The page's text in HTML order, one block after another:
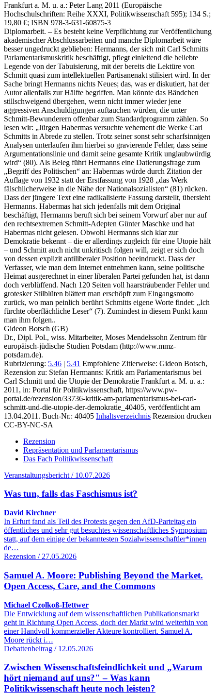
Frankfurt a. M. u. a.: Peter Lang 2011 (Europäische
Hochschulschriften: Reihe XXXI, Politikwissenschaft 595); 134 S.;
19,80 €; ISBN 978-3-631-60875-3
Diplomarbeit. – Es besteht keine Verpflichtung zur Veröffentlichung
akademischer Abschlussarbeiten und manche Diplomarbeit wäre
besser ungedruckt geblieben: Hermanns, der sich mit Carl Schmitts
Parlamentarismuskritik beschäftigt, pflegt einleitend die beliebte
Legende von der Tabuisierung, mit der bereits die Lektüre von
Schmitt quasi zum intellektuellen Partisanenakt stilisiert wird. In der
Sache bringt Hermanns nichts Neues; das, was er diskutiert, hat der
Autor allenfalls zur Hälfte begriffen. Man könnte das Bändchen
stillschweigend übergehen, wenn nicht immer wieder jene
aggressiven Anschuldigungen auftauchen würden, die unter
Schmitt-Bewunderern offenbar zum Standardprogramm zählen. So
lesen wir: „Jürgen Habermas versuchte vehement die Werke Carl
Schmitts in Abrede zu stellen. Trotz seiner sonst sehr scharfsinnigen
Analysen unterlaufen ihm hierbei so gravierende Fehler, dass seine
Argumentationslinie und damit seine gesamte Kritik unglaubwürdig
wird“ (80). Als Beleg führt Hermanns eine Datierungsfrage zum
„Begriff des Politischen“ an: Habermas würde durch Zitation der
Auflage von 1932 statt der Erstfassung von 1928 „das Werk
fälschlicherweise in die Nähe der Nationalsozialisten“ (81) rücken.
Dass der jüngere Text eine radikalisierte Fassung darstellt, übersieht
Hermanns. Habermas hat sich jedenfalls mit dem Original
beschäftigt, Hermanns beruft sich bei seinem Vorwurf aber nur auf
den rechtsextremen Schmitt-Adepten Günter Maschke und hat
Habermas nicht gelesen. Obwohl Hermanns sich klar zur
Demokratie bekennt – die er allerdings zugleich für eine Utopie hält
– und Schmitt auch nicht unkritisch folgen will, zeigt er sich doch
von dessen explizit antiliberaler Position beeindruckt. Dass der
Verfasser, wie man dem Internet entnehmen kann, seine politische
Heimat ausgerechnet in einer liberalen Partei gefunden hat, ist dann
doch verblüffend. Nach 120 Seiten voll haarsträubender Fehler und
grotesker Stilblüten blättert man erschöpft zum Eingangsmotto
zurück, wo man peinlich berührt Schmitts eigene Worte findet: „Ich
fürchte oberflächliche Leser“ (7). Zumindest in diesem Punkt kann
man ihm folgen..
Gideon Botsch (GB)
Dr., Dipl. Pol., wiss. Mitarbeiter, Moses Mendelssohn Zentrum für
europäisch-jüdische Studien Potsdam (http://www.mmz-
potsdam.de).
Rubrizierung: 5.46 | 5.41 Empfohlene Zitierweise: Gideon Botsch,
Rezension zu: Stefan Hermanns: Kritik am Parlamentarismus bei
Carl Schmitt und die Utopie der Demokratie Frankfurt a. M. u. a.:
2011, in: Portal für Politikwissenschaft, https://www.pw-
portal.de/rezension/33736-kritik-am-parlamentarismus-bei-carl-
schmitt-und-die-utopie-der-demokratie_40405, veröffentlicht am
13.04.2011. Buch-Nr.: 40405 Inhaltsverzeichnis Rezension drucken
CC-BY-NC-SA
Rezension
Repräsentation und Parlamentarismus
Das Fach Politikwissenschaft
Veranstaltungsbericht / 10.07.2026
Was tun, falls das Faschismus ist?
David Kirchner
In Erfurt fand als Teil des Protests gegen den AfD-Parteitag ein
öffentliches und sehr gut besuchtes wissenschaftliches Symposium
statt, auf dem einige der bekanntesten Sozialwissenschaftler*innen
de…
Rezension / 27.05.2026
Samuel A. Moore: Publishing Beyond the Market.
Open Access, Care, and the Commons
Michael Czolkoß-Hettwer
Die Entwicklung auf dem wissenschaftlichen Publikationsmarkt
geht in Richtung Open Access, doch der Markt wird weiterhin von
einer Handvoll kommerzieller Akteure kontrolliert. Samuel A.
Moore rückt i…
Debattenbeitrag / 12.05.2026
Zwischen Wissenschaftsfeindlichkeit und „Warum
hört niemand auf uns?" – Was kann
Politikwissenschaft heute noch leisten?